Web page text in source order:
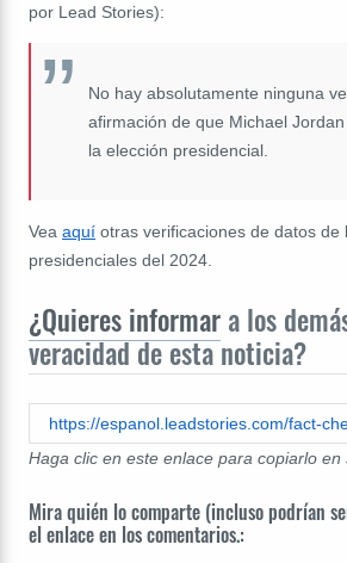
por Lead Stories):
No hay absolutamente ninguna
afirmación de que Michael
la elección presidencial.
Vea aquí otras verificaciones de datos de
presidenciales del 2024.
¿Quieres informar a los
veracidad de esta noticia?
Haga clic en este enlace para copiarlo en
Mira quién lo comparte (incluso podrían
el enlace en los comentarios.: